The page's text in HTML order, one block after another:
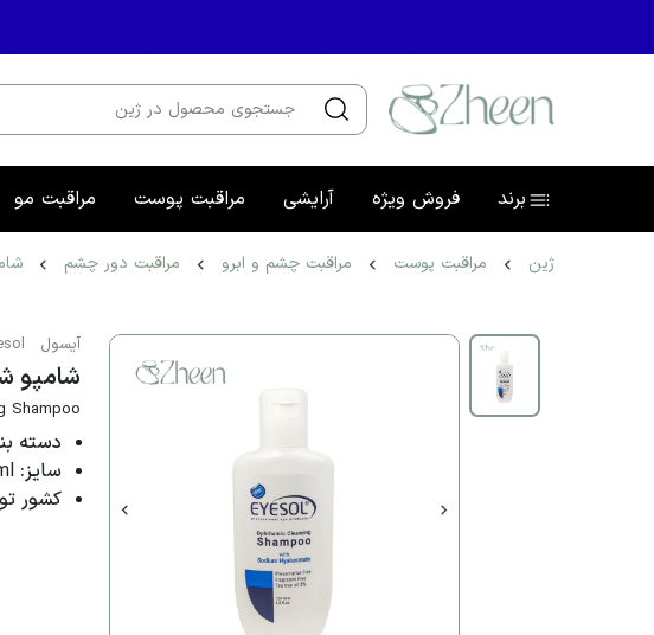
برند فروش ویژه آرایشی مراقبت پوست مراقبت مو
ژین مراقبت پوست مراقبت چشم و ابرو مراقبت دور چشم
آیسول
شامپو
Shampoo
دسته
سایز:
کشور